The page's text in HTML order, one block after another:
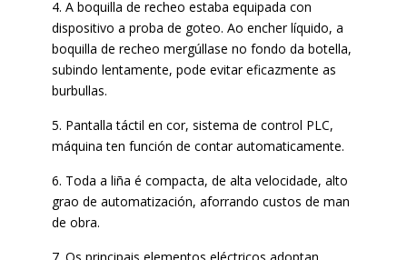
4. A boquilla de recheo estaba equipada con
dispositivo a proba de goteo. Ao encher líquido, a
boquilla de recheo mergúllase no fondo da botella,
subindo lentamente, pode evitar eficazmente as
burbullas.
5. Pantalla táctil en cor, sistema de control PLC,
máquina ten función de contar automaticamente.
6. Toda a liña é compacta, de alta velocidade, alto
grao de automatización, aforrando custos de man
de obra.